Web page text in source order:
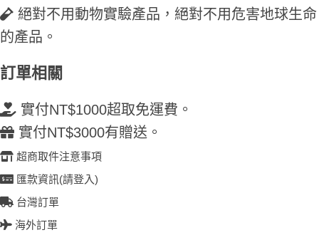
絕對不用動物實驗產品，絕對不用危害地球生命
的產品。
訂單相關
實付NT$1000超取免運費。
實付NT$3000有贈送。
超商取件注意事項
匯款資訊(請登入)
台灣訂單
海外訂單